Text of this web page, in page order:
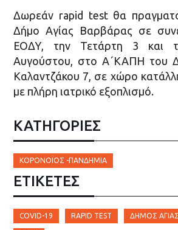
Δωρεάν rapid test θα
Δήμο Αγίας Βαρβάρας σε
ΕΟΔΥ, την Τετάρτη 3 και
Αυγούστου, στο Α΄ΚΑΠΗ του
Καλαντζάκου 7, σε χώρο
με πλήρη ιατρικό εξοπλισμό.
ΚΑΤΗΓΟΡΙΕΣ
ΚΟΡΟΝΟΪΟΣ -ΠΑΝΔΗΜΙΑ
ΕΤΙΚΈΤΕΣ
COVID-19 RAPID TEST ΔΉΜΟΣ